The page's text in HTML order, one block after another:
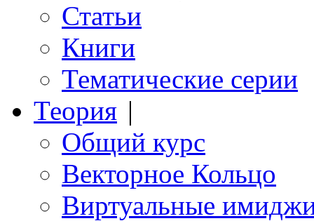
Статьи
Книги
Тематические серии
Теория |
Общий курс
Векторное Кольцо
Виртуальные